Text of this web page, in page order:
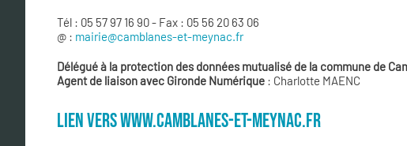
Tél : 05 57 97 16 90 - Fax : 05 56 20 63 06
@ : mairie@camblanes-et-meynac.fr
Délégué à la protection des données mutualisé de la commune de
Agent de liaison avec Gironde Numérique : Charlotte MAENC
LIEN VERS WWW.CAMBLANES-ET-MEYNAC.FR